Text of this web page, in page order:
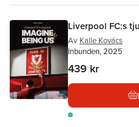
Liverpool FC:s
Av Kalle Kovács
Inbunden, 2025
439 kr